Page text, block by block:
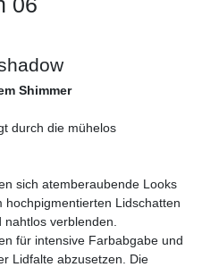
Shimmer
durch die mühelos
sich atemberaubende Looks
hochpigmentierten Lidschatten
verblenden.
für intensive Farbabgabe und
Lidfalte abzusetzen. Die